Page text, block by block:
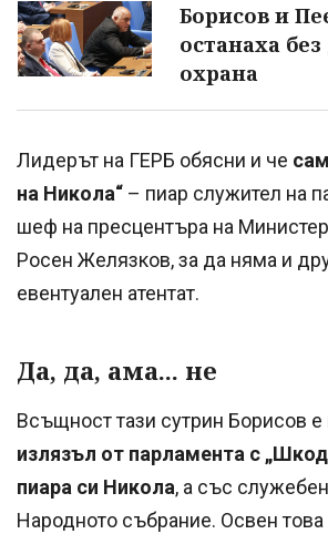
Борисов и
останаха
охрана
Лидерът на ГЕРБ обясни и че
на Никола“ – пиар служител на
шеф на пресцентъра на
Росен Желязков, за да няма и
евентуален атентат.
Да, да, ама... не
Всъщност тази сутрин Борисов е
излязъл от парламента с
пиара си Никола, а със
Народното събрание. Освен